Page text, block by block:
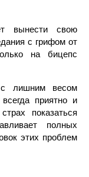
вынести свою
с грифом от
на бицепс
лишним весом
приятно и
показаться
полных
этих проблем